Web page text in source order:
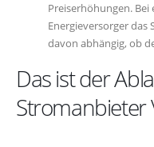
Preiserhöhungen.
Energieversorger
davon abhängig, ob
Das ist der
Stromanbieter